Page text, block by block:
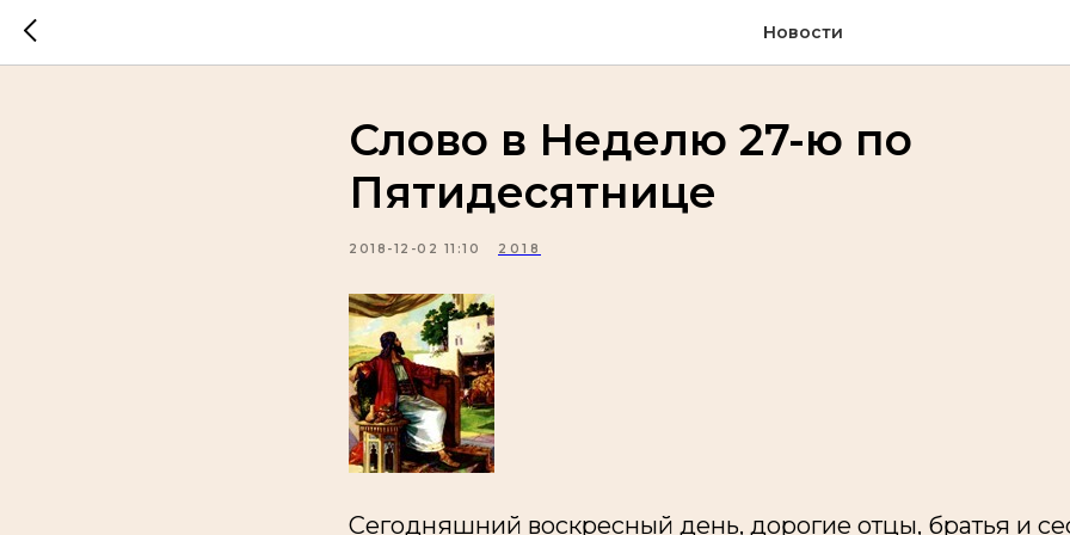
Новости
Слово в Неделю 27-ю по
Пятидесятнице
2018-12-02 11:10 2018
Сегодняшний воскресный день, дорогие отцы, братья и